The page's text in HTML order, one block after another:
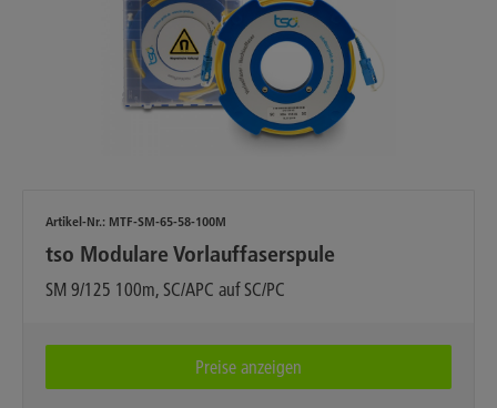
Artikel-Nr.: MTF-SM-65-58-100M
tso Modulare Vorlauffaserspule
SM 9/125 100m, SC/APC auf SC/PC
Preise anzeigen